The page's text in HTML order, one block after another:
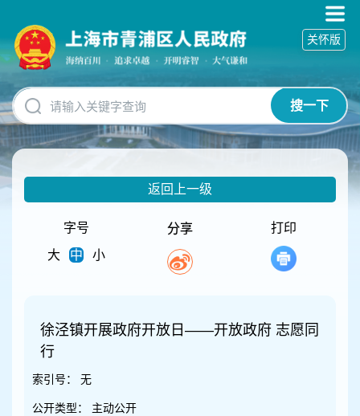
碍
操
明
跳
转
到
网
搜一下
关怀版
返回上一级
字号
大
中 小
分享 打印
徐泾镇开展政府开放日——开放政府 志愿同
行
索引号： 无
公开类型： 主动公开